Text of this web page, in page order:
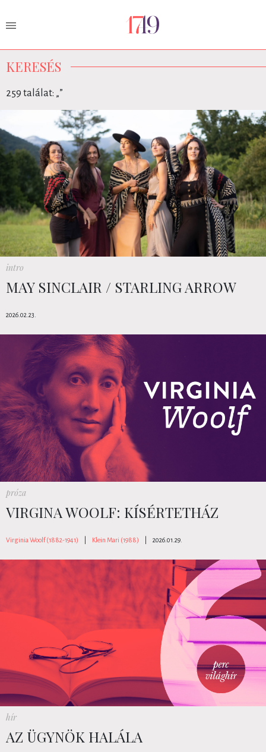
KERESÉS
259 találat: „”
intro
MAY SINCLAIR / STARLING ARROW
2026.02.23.
próza
VIRGINA WOOLF: KÍSÉRTETHÁZ
Virginia Woolf (1882-1941) Klein Mari (1988) 2026.01.29.
hír
AZ ÜGYNÖK HALÁLA